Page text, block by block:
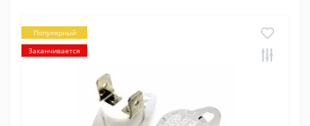
Популярный
Заканчивается